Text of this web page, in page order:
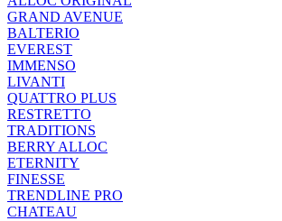
GRAND AVENUE
BALTERIO
EVEREST
IMMENSO
LIVANTI
QUATTRO PLUS
RESTRETTO
TRADITIONS
BERRY ALLOC
ETERNITY
FINESSE
TRENDLINE PRO
CHATEAU